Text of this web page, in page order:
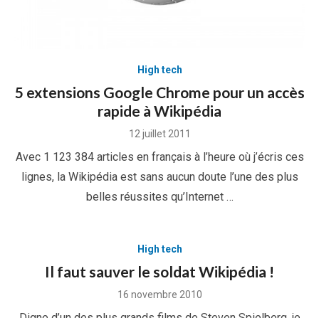
High tech
5 extensions Google Chrome pour un accès
rapide à Wikipédia
Posted
12 juillet 2011
Avec 1 123 384 articles en français à l’heure où j’écris ces
lignes, la Wikipédia est sans aucun doute l’une des plus
belles réussites qu’Internet …
High tech
Il faut sauver le soldat Wikipédia !
Posted
16 novembre 2010